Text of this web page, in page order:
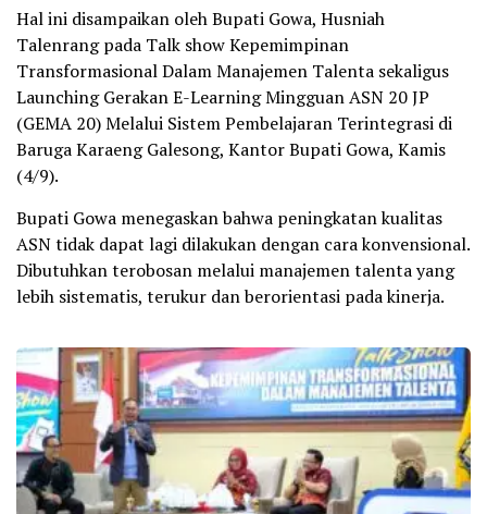
Hal ini disampaikan oleh Bupati Gowa, Husniah
Talenrang pada Talk show Kepemimpinan
Transformasional Dalam Manajemen Talenta sekaligus
Launching Gerakan E-Learning Mingguan ASN 20 JP
(GEMA 20) Melalui Sistem Pembelajaran Terintegrasi di
Baruga Karaeng Galesong, Kantor Bupati Gowa, Kamis
(4/9).
Bupati Gowa menegaskan bahwa peningkatan kualitas
ASN tidak dapat lagi dilakukan dengan cara konvensional.
Dibutuhkan terobosan melalui manajemen talenta yang
lebih sistematis, terukur dan berorientasi pada kinerja.